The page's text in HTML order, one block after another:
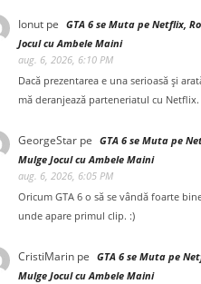
Ionut pe GTA 6 se Muta pe Netflix,
Jocul cu Ambele Maini
aug. 6, 2026, 6:10 PM
Dacă prezentarea e una serioasă și
mă deranjează parteneriatul cu Netflix.
GeorgeStar pe GTA 6 se Muta pe
Mulge Jocul cu Ambele Maini
aug. 6, 2026, 6:05 PM
Oricum GTA 6 o să se vândă foarte
unde apare primul clip. :)
CristiMarin pe GTA 6 se Muta pe
Mulge Jocul cu Ambele Maini